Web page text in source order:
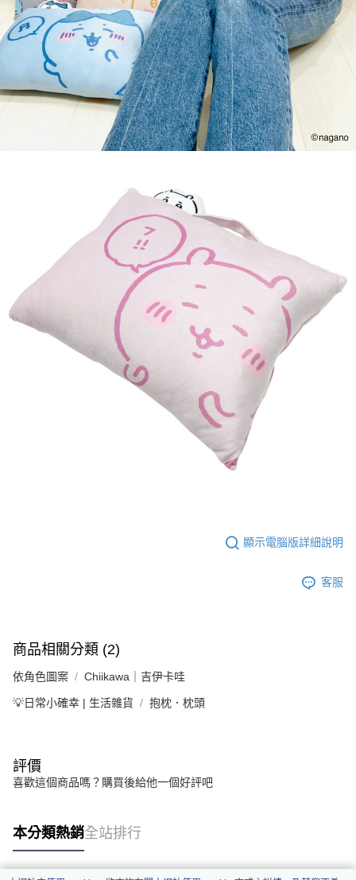
顯示電腦版詳細說明
客服
商品相關分類 (2)
依角色圖案 Chiikawa｜吉伊卡哇
💡日常小確幸 | 生活雜貨 抱枕．枕頭
評價
喜歡這個商品嗎？購買後給他一個好評吧
本分類熱銷全站排行